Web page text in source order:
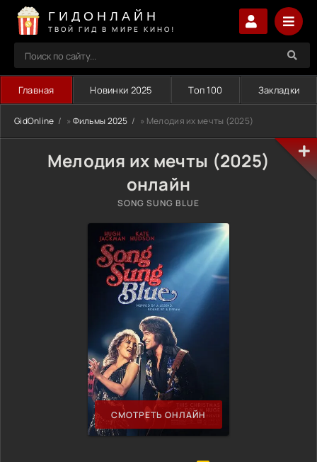
ГИДОНЛАЙН
ТВОЙ ГИД В МИРЕ КИНО!
Главная Новинки 2025 Топ 100 Закладки
GidOnline » Фильмы 2025 » Мелодия их мечты (2025)
Мелодия их мечты (2025)
онлайн
SONG SUNG BLUE
СМОТРЕТЬ ОНЛАЙН